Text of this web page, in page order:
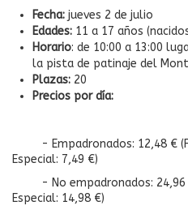
Fecha: jueves 2 de julio
Edades: 11 a 17 años
Horario: de 10:00 a 13:00
la pista de patinaje del
Plazas: 20
Precios por día:
- Empadronados: 12,48 €
Especial: 7,49 €)
- No empadronados: 24,96
Especial: 14,98 €)